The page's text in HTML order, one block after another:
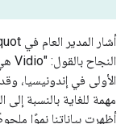
مهمة للغاية بالنسبة
أظهرت بياناتنا نموًا